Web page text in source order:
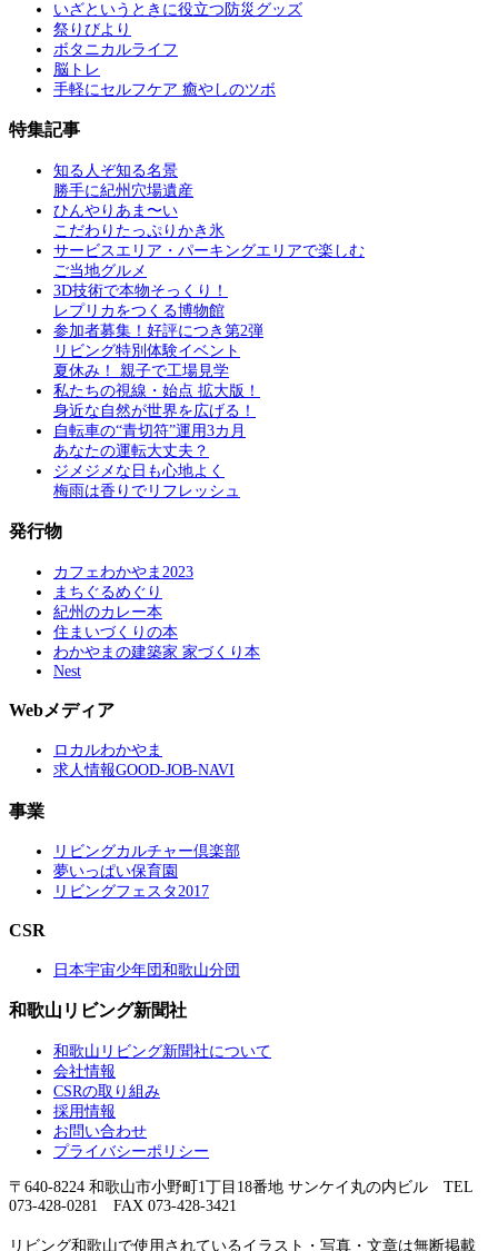
いざというときに役立つ防災グッズ
祭りびより
ボタニカルライフ
脳トレ
手軽にセルフケア 癒やしのツボ
特集記事
知る人ぞ知る名景
勝手に紀州穴場遺産
ひんやりあま〜い
こだわりたっぷりかき氷
サービスエリア・パーキングエリアで楽しむ
ご当地グルメ
3D技術で本物そっくり！
レプリカをつくる博物館
参加者募集！好評につき第2弾
リビング特別体験イベント
夏休み！ 親子で工場見学
私たちの視線・始点 拡大版！
身近な自然が世界を広げる！
自転車の“青切符”運用3カ月
あなたの運転大丈夫？
ジメジメな日も心地よく
梅雨は香りでリフレッシュ
発行物
カフェわかやま2023
まちぐるめぐり
紀州のカレー本
住まいづくりの本
わかやまの建築家 家づくり本
Nest
Webメディア
ロカルわかやま
求人情報GOOD-JOB-NAVI
事業
リビングカルチャー倶楽部
夢いっぱい保育園
リビングフェスタ2017
CSR
日本宇宙少年団和歌山分団
和歌山リビング新聞社
和歌山リビング新聞社について
会社情報
CSRの取り組み
採用情報
お問い合わせ
プライバシーポリシー
〒640-8224 和歌山市小野町1丁目18番地 サンケイ丸の内ビル TEL
073-428-0281 FAX 073-428-3421
リビング和歌山で使用されているイラスト・写真・文章は無断掲載